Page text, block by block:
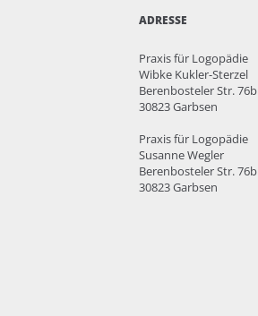
ADRESSE
Praxis für Logopädie
Wibke Kukler-Sterzel
Berenbosteler Str. 76b
30823 Garbsen
Praxis für Logopädie
Susanne Wegler
Berenbosteler Str. 76b
30823 Garbsen